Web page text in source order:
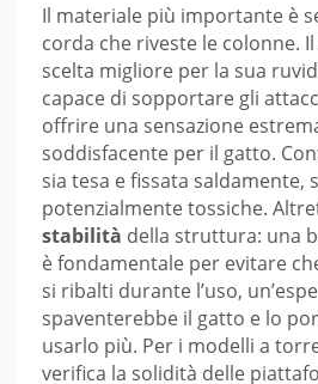
Il materiale più importante è
corda che riveste le colonne. Il
scelta migliore per la sua
capace di sopportare gli
offrire una sensazione
soddisfacente per il gatto.
sia tesa e fissata saldamente,
potenzialmente tossiche.
stabilità della struttura: una
è fondamentale per evitare
si ribalti durante l’uso,
spaventerebbe il gatto e lo
usarlo più. Per i modelli a
verifica la solidità delle